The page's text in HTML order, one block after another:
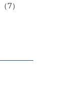
（7）